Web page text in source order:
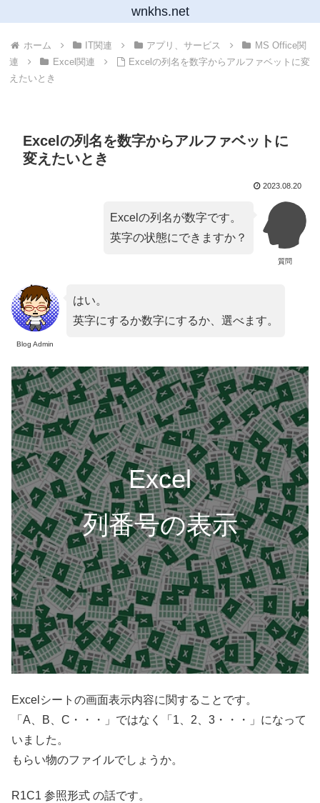
wnkhs.net
ホーム IT関連 アプリ、サービス
MS Office関
連
Excel関連
Excelの列名を数字からアルファベットに変
えたいとき
Excelの列名を数字からアルファベットに
変えたいとき
2023.08.20
質問
Excelの列名が数字です。
英字の状態にできますか？
Blog Admin
はい。
英字にするか数字にするか、選べます。
Excel
列番号の表示
Excelシートの画面表示内容に関することです。
「A、B、C・・・」ではなく「1、2、3・・・」になって
いました。
もらい物のファイルでしょうか。
R1C1 参照形式 の話です。